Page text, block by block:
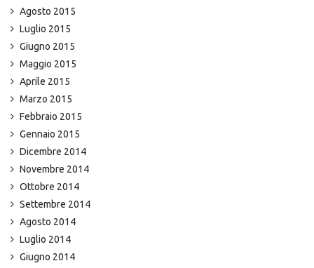
Agosto 2015
Luglio 2015
Giugno 2015
Maggio 2015
Aprile 2015
Marzo 2015
Febbraio 2015
Gennaio 2015
Dicembre 2014
Novembre 2014
Ottobre 2014
Settembre 2014
Agosto 2014
Luglio 2014
Giugno 2014